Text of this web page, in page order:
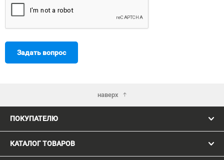
Задать вопрос
наверх
ПОКУПАТЕЛЮ
КАТАЛОГ ТОВАРОВ